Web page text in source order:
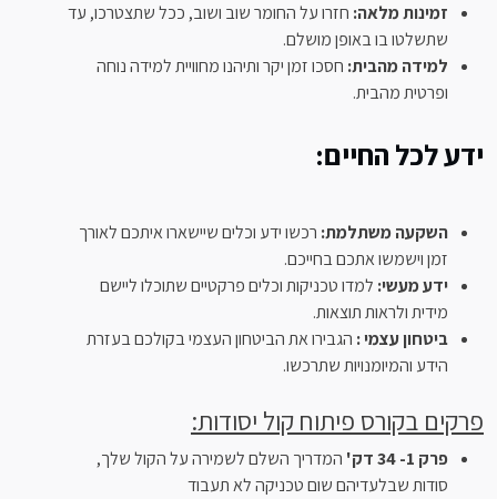
זמינות מלאה: חזרו על החומר שוב ושוב, ככל שתצטרכו, עד
שתשלטו בו באופן מושלם.
למידה מהבית: חסכו זמן יקר ותיהנו מחוויית למידה נוחה
ופרטית מהבית.
ידע לכל החיים:
השקעה משתלמת: רכשו ידע וכלים שיישארו איתכם לאורך
זמן וישמשו אתכם בחייכם.
ידע מעשי: למדו טכניקות וכלים פרקטיים שתוכלו ליישם
מידית ולראות תוצאות.
ביטחון עצמי : הגבירו את הביטחון העצמי בקולכם בעזרת
הידע והמיומנויות שתרכשו.
פרקים בקורס פיתוח קול יסודות:
פרק 1- 34 דק'
המדריך השלם לשמירה על הקול שלך,
סודות שבלעדיהם שום טכניקה לא תעבוד